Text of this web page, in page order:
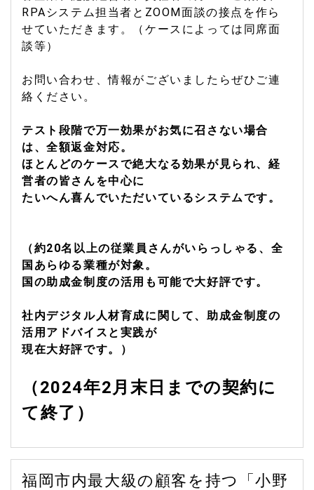
RPAシステム担当者とZOOM面談の接点を作ら
せていただきます。（ケースによっては同席面
談等）
お問い合わせ、情報がございましたらぜひご連
絡ください。
テスト段階で万一効果がお気に召さない場合
は、全額返金対応。
ほとんどのケースで絶大なる効果が見られ、経
営者の皆さんを中心に
たいへん喜んでいただいているシステムです。
（約20名以上の従業員さんがいらっしゃる、全
国あらゆる業種が対象。
国の助成金制度の活用も可能で大好評です。
社内デジタル人材育成に関して、助成金制度の
活用アドバイスと実践が
現在大好評です。）
（2024年2月末日までの契約に
て終了）
福岡市内最大級の顧客を持つ「小野